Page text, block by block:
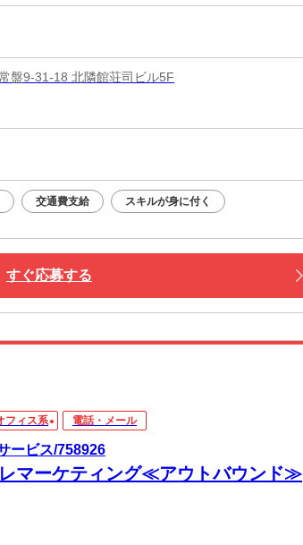
盤9-31-18 北隣館荘司ビル5F
交通費支給 スキルが身に付く
すぐ応募する
フィス系 電話・メール
ービス/758926
マーケティング≪アウトバウンド≫